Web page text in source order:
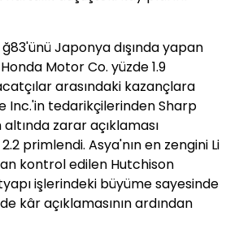
ğ83'ünü Japonya dışında yapan
Motor Co. yüzde 1.9
arasındaki kazançlara
Inc.'in tedarikçilerinden Sharp
zarar açıklaması
primlendi. Asya'nın en zengini Li
kontrol edilen Hutchison
işlerindeki büyüme sayesinde
kâr açıklamasının ardından